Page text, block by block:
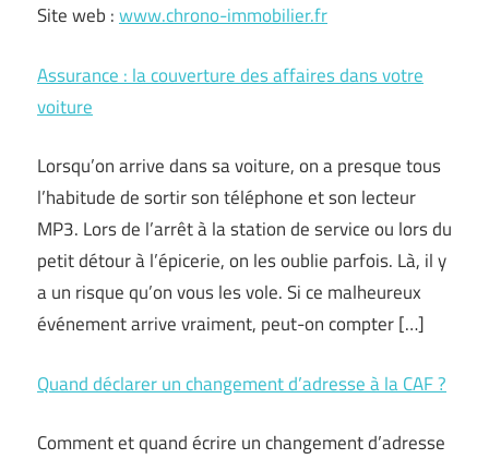
Site web :www.chrono-immobilier.fr
Assurance : la couverture des affaires dans votre
voiture
Lorsqu’on arrive dans sa voiture, on a presque tous
l’habitude de sortir son téléphone et son lecteur
MP3. Lors de l’arrêt à la station de service ou lors du
petit détour à l’épicerie, on les oublie parfois. Là, il y
a un risque qu’on vous les vole. Si ce malheureux
événement arrive vraiment, peut-on compter […]
Quand déclarer un changement d’adresse à la CAF ?
Comment et quand écrire un changement d’adresse